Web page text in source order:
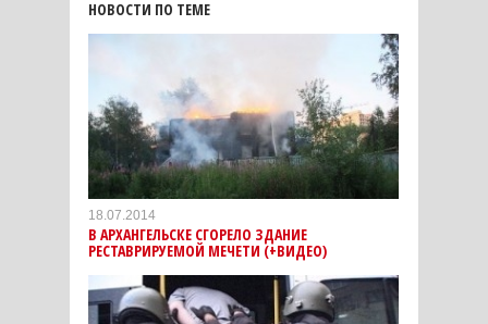
НОВОСТИ ПО ТЕМЕ
18.07.2014
В АРХАНГЕЛЬСКЕ СГОРЕЛО ЗДАНИЕ
РЕСТАВРИРУЕМОЙ МЕЧЕТИ (+ВИДЕО)